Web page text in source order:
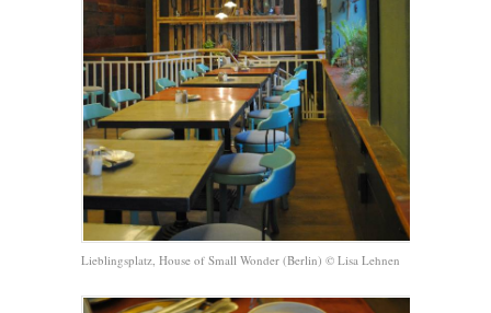
Lieblingsplatz, House of Small Wonder (Berlin) © Lisa Lehnen